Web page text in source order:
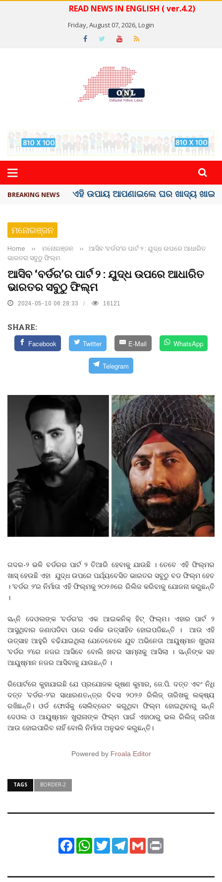
READ NEWS IN ENGLISH ( ver.4.2)
Friday, August 07, 2026,Login
BREAKING NEWS ସବୁଠୁ ମହଙ୍ଗା ସେଲିବ୍ରିଟି ଶାହରୁଖ ଖାନ୍
ମନୋରଞ୍ଜନ
Home ›› ମନୋରଞ୍ଜନ ››
ଆସିବ ‘ବର୍ଡର’ର ପାର୍ଟ ୨ : ଯୁଦ୍ଧ ଉପରେ ଆଧାରିତ
ଭାରତର ସବୁଠୁ ଫିଲ୍ମ
ଆସିବ ‘ବର୍ଡର’ର ପାର୍ଟ ୨ : ଯୁଦ୍ଧ ଉପରେ ଆଧାରିତ
ଭାରତର ସବୁଠୁ ଫିଲ୍ମ
2024-05-10 06:28:33 16121
SHARE:
Facebook Twitter E-Mail WhatsApp
Telegram
ଗଦର-୨ ଭଳି ବର୍ଡରର ପାର୍ଟ ୨ ତିଆରି ହେବାକୁ ଯାଉଛି । ତେବେ ଏହି ଫିଲ୍ମର
ଖାସ୍ ହେଉଛି ଏହା ଯୁଦ୍ଧ ଉପରେ ପର୍ଯ୍ୟବେସିତ ଭାରତର ସବୁଠୁ ବଡ ଫିଲ୍ମ ହେବ
। ‘ବର୍ଡର ୨’ର ନିର୍ମାତା ଏହି ଫିଲ୍ମକୁ ୨୦୨୬ରେ ରିଲିଜ କରିବାକୁ ଯୋଜନା କରୁଛନ୍ତି
।
ସନ୍ନି ଦେଓଲଙ୍କ ‘ବର୍ଡର’ର ଏକ ଆଇକନିକ୍ ହିଟ୍ ଫିଲ୍ମ। ଏହାର ପାର୍ଟ ୨
ଆସୁଥିବାର ଜଣାପଡିବା ପରେ ଦର୍ଶକ ଉତ୍ସାହିତ ହୋଇପଡିଛନ୍ତି । ଆଉ ଏହି
ଉତ୍ସାହ ଆହୁରି ବଢିଯାଇଥିଲା ଯେତେବେଳେ ଯୁବ ଅଭିନେତା ଆୟୁଷ୍ମାନ ଖୁରାନା
‘ବର୍ଡର ୨’ରେ ନଜର ଆସିବେ ବୋଲି ଖବର ସାମ୍ନାକୁ ଆସିଲା । ସନ୍ନିଙ୍କ ସହ
ଆୟୁଷ୍ମାନ ନଜର ଆସିବାକୁ ଯାଉଛନ୍ତି ।
ରିପୋର୍ଟରେ କୁହାଯାଇଛି ଯେ ପ୍ରଯୋଜକ ଭୂଷଣ କୁମାର, ଜେ.ପି. ଦତ୍ତ ଏବଂ ନିଧି
ଦତ୍ତ ‘ବର୍ଡର-୨’ର ସାଧାରଣତନ୍ତ୍ର ଦିବସ ୨୦୨୬ ରିଲିଜ୍ ତାରିଖକୁ ଲକ୍ଷ୍ୟ
ରଖିଛନ୍ତି। ଓର୍ଡ ଫୋର୍ସକୁ ସେଲିବ୍ରେଟ କରୁଥିବା ଫିଲ୍ମ ହୋଇଥିବାରୁ ସନ୍ନି
ଦେଓଲ ଓ ଆୟୁଷ୍ମାନ ଖୁରାନାଙ୍କ ଫିଲ୍ମ ପାଇଁ ଏହାଠାରୁ ଭଲ ରିଲିଜ୍ ତାରିଖ
ଆଉ ହୋଇପାରିବ ନାହିଁ ବୋଲି ନିର୍ମାତା ଅନୁଭବ କରୁଛନ୍ତି।
Powered by Froala Editor
TAGS BORDER-2
FacebookWhatsApp
TwitterTelegram
Gmail